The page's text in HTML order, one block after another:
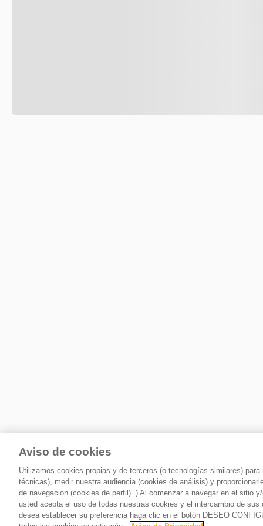
Aviso de cookies
Utilizamos cookies propias y de terceros (o tecnologías similares)
técnicas), medir nuestra audiencia (cookies de análisis) y
de navegación (cookies de perfil). ) Al comenzar a navegar en el sitio
usted acepta el uso de todas nuestras cookies y el intercambio de
desea establecer su preferencia haga clic en el botón DESEO